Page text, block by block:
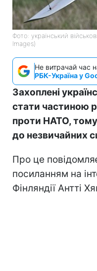
Фото: український
Images)
Не витрачай час
РБК-Україна у
Захоплені
стати частиною
проти НАТО, тому
до незвичайних
Про це
посиланням на
Фінляндії Антті